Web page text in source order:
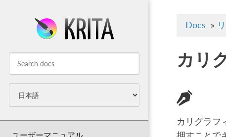
ユーザーマニュアル
Docs »
カリ
カリグラフ